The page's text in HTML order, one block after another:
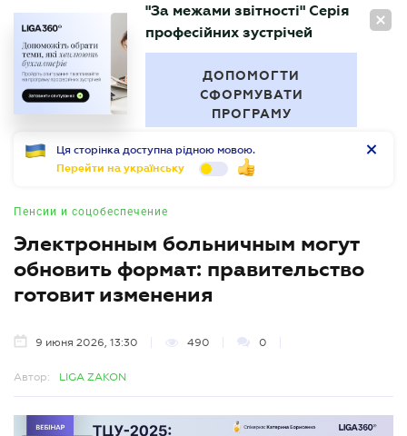
RU
БУХГАЛТЕР
"За межами звітності" Серія
професійних зустрічей
ДОПОМОГТИ
СФОРМУВАТИ
ПРОГРАМУ
Ця сторінка доступна рідною мовою.
Перейти на українську
Пенсии и соцобеспечение
Электронным больничным могут
обновить формат: правительство
готовит изменения
9 июня 2026, 13:30 490 0
Автор: LIGA ZAKON